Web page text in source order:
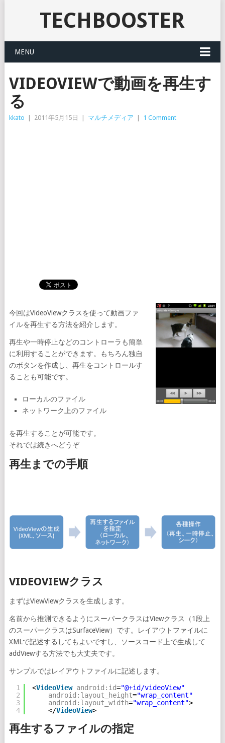
TECHBOOSTER
MENU
VIDEOVIEWで動画を再生す
る
kkato 2011年5月15日 マルチメディア 1 Comment
今回はVideoViewクラスを使って動画ファ
イルを再生する方法を紹介します。
再生や一時停止などのコントローラも簡単
に利用することができます。もちろん独自
のボタンを作成し、再生をコントロールす
ることも可能です。
ローカルのファイル
ネットワーク上のファイル
を再生することが可能です。
それでは続きへどうぞ
再生までの手順
VIDEOVIEWクラス
まずはViewViewクラスを生成します。
名前から推測できるようにスーパークラスはViewクラス（1段上
のスーパークラスはSurfaceView）です。レイアウトファイルに
XMLで記述するしてもよいですし、ソースコード上で生成して
addViewする方法でも大丈夫です。
サンプルではレイアウトファイルに記述します。
1
2
3
4
<VideoView android:id="@+id/videoView"
android:layout_height="wrap_content"
android:layout_width="wrap_content">
</VideoView>
再生するファイルの指定